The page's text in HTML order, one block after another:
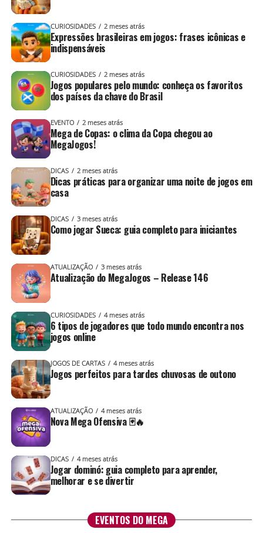
CURIOSIDADES 2 meses atrás
Expressões brasileiras em jogos: frases icônicas e
indispensáveis
CURIOSIDADES 2 meses atrás
Jogos populares pelo mundo: conheça os favoritos
dos países da chave do Brasil
EVENTO 2 meses atrás
Mega de Copas: o clima da Copa chegou ao
MegaJogos!
DICAS 2 meses atrás
Dicas práticas para organizar uma noite de jogos em
casa
DICAS 3 meses atrás
Como jogar Sueca: guia completo para iniciantes
ATUALIZAÇÃO 3 meses atrás
Atualização do MegaJogos – Release 146
CURIOSIDADES 4 meses atrás
6 tipos de jogadores que todo mundo encontra nos
jogos online
JOGOS DE CARTAS 4 meses atrás
Jogos perfeitos para tardes chuvosas de outono
ATUALIZAÇÃO 4 meses atrás
Nova Mega Ofensiva 🃏🔥
DICAS 4 meses atrás
Jogar dominó: guia completo para aprender,
melhorar e se divertir
EVENTOS DO MEGA